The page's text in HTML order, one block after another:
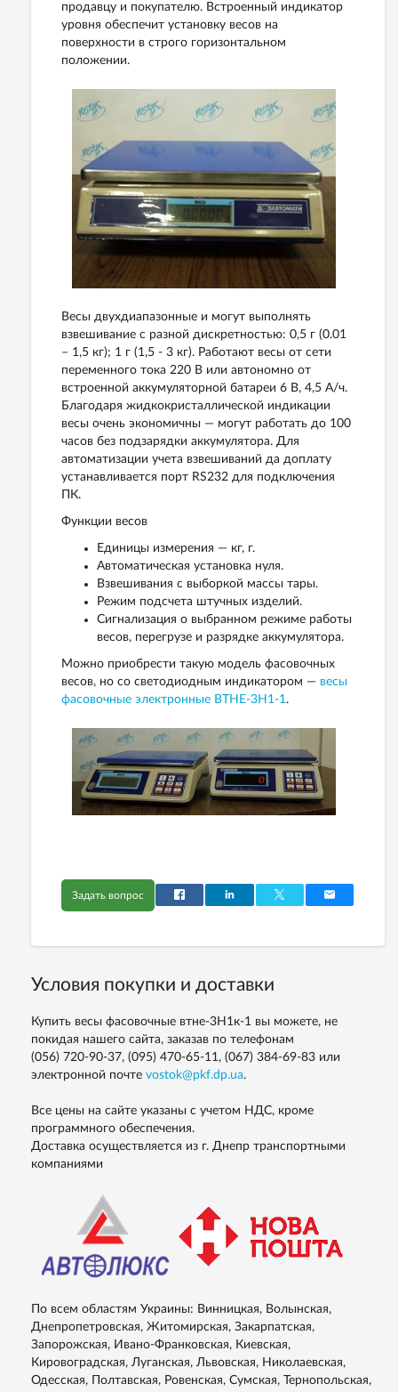
продавцу и покупателю. Встроенный индикатор
уровня обеспечит установку весов на
поверхности в строго горизонтальном
положении.
Весы двухдиапазонные и могут выполнять
взвешивание с разной дискретностью: 0,5 г (0.01
– 1,5 кг); 1 г (1,5 - 3 кг). Работают весы от сети
переменного тока 220 В или автономно от
встроенной аккумуляторной батареи 6 В, 4,5 А/ч.
Благодаря жидкокристаллической индикации
весы очень экономичны — могут работать до 100
часов без подзарядки аккумулятора. Для
автоматизации учета взвешиваний да доплату
устанавливается порт RS232 для подключения
ПК.
Функции весов
Единицы измерения — кг, г.
Автоматическая установка нуля.
Взвешивания с выборкой массы тары.
Режим подсчета штучных изделий.
Сигнализация о выбранном режиме работы
весов, перегрузе и разрядке аккумулятора.
Можно приобрести такую модель фасовочных
весов, но со светодиодным индикатором — весы
фасовочные электронные ВТНЕ-3H1-1.
Задать вопрос
Условия покупки и доставки
Купить весы фасовочные втне-3H1к-1 вы можете, не
покидая нашего сайта, заказав по телефонам
(056) 720-90-37, (095) 470-65-11, (067) 384-69-83 или
электронной почте vostok@pkf.dp.ua.
Все цены на сайте указаны с учетом НДС, кроме
программного обеспечения.
Доставка осуществляется из г. Днепр транспортными
компаниями
По всем областям Украины: Винницкая, Волынская,
Днепропетровская, Житомирская, Закарпатская,
Запорожская, Ивано-Франковская, Киевская,
Кировоградская, Луганская, Львовская, Николаевская,
Одесская, Полтавская, Ровенская, Сумская, Тернопольская,